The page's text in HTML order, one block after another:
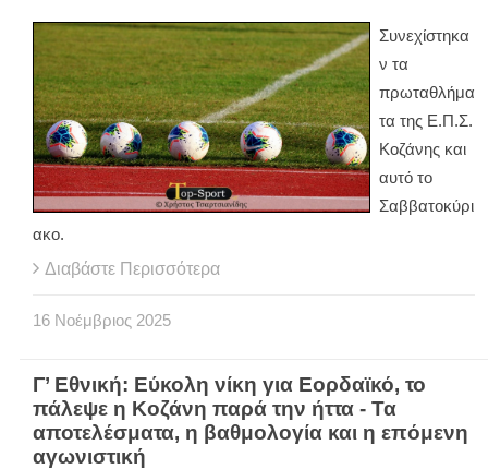
Συνεχίστηκα
ν τα
πρωταθλήμα
τα της Ε.Π.Σ.
Κοζάνης και
αυτό το
Σαββατοκύρι
ακο.
Διαβάστε Περισσότερα
16 Νοέμβριος 2025
Γ’ Εθνική: Εύκολη νίκη για Εορδαϊκό, το
πάλεψε η Κοζάνη παρά την ήττα - Τα
αποτελέσματα, η βαθμολογία και η επόμενη
αγωνιστική